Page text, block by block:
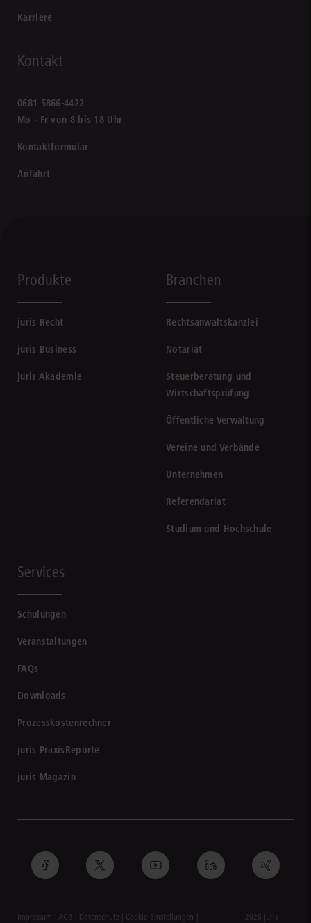
Karriere
Kontakt
0681 5866-4422
Mo - Fr von 8 bis 18 Uhr
Kontaktformular
Anfahrt
Produkte
juris Recht
juris Business
juris Akademie
Branchen
Rechtsanwaltskanzlei
Notariat
Steuerberatung und
Wirtschaftsprüfung
Öffentliche Verwaltung
Vereine und Verbände
Unternehmen
Referendariat
Studium und Hochschule
Services
Schulungen
Veranstaltungen
FAQs
Downloads
Prozesskostenrechner
juris PraxisReporte
juris Magazin
Impressum AGB Datenschutz Cookie-Einstellungen 2026 juris